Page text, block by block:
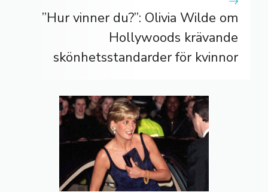
”Hur vinner du?”: Olivia Wilde om
Hollywoods krävande
skönhetsstandarder för kvinnor